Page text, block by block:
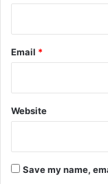
Email *
Website
Save my name,